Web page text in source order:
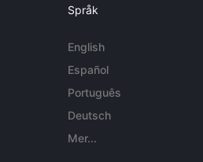
Språk
English
Español
Português
Deutsch
Mer...